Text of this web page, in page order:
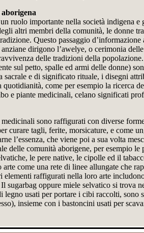
ruolo importante nella società indigena
altri membri della comunità, le donne
Questo passaggio
dirigono l’awelye, o cerimonia
delle tradizioni della
sul petto, spalle ed armi delle donne)
sacrale e di significato rituale, i disegni
come per esempio la ricerca
e piante medicinali, celano significati
sono raffigurati con diverse
curare tagli, ferite, morsicature, e come
l’essenza, che viene poi a sua volta
delle comunità aborigene, per esempio
le pere native, le cipolle ed il
come una rete di linee allungate che
raffigurati nella loro arte
sugarbag oppure miele selvatico si trova
legno usati per portare i cibi raccolti, sono
insieme con i bastoncini usati per